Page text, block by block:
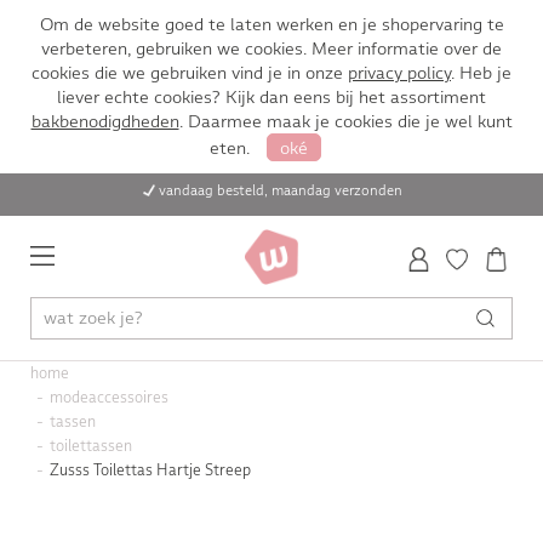
Om de website goed te laten werken en je shopervaring te
verbeteren, gebruiken we cookies. Meer informatie over de
cookies die we gebruiken vind je in onze privacy policy. Heb je
liever echte cookies? Kijk dan eens bij het assortiment
bakbenodigdheden. Daarmee maak je cookies die je wel kunt
eten.
oké
vandaag besteld, maandag verzonden
home
modeaccessoires
tassen
toilettassen
Zusss Toilettas Hartje Streep